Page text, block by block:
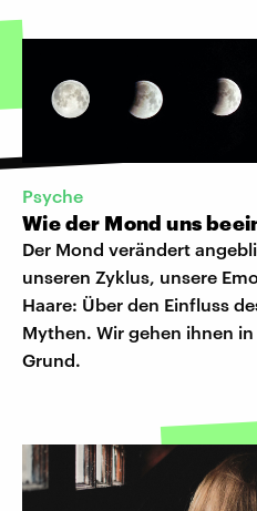
Psyche
Wie der Mond uns
Der Mond verändert
unseren Zyklus, unsere
Haare: Über den Einfluss
Mythen. Wir gehen ihnen
Grund.